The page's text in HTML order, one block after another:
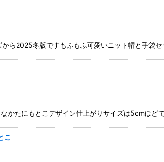
冬版ですもふもふ可愛いニット帽と手袋
とこデザイン仕上がりサイズは5cmほどです
こ